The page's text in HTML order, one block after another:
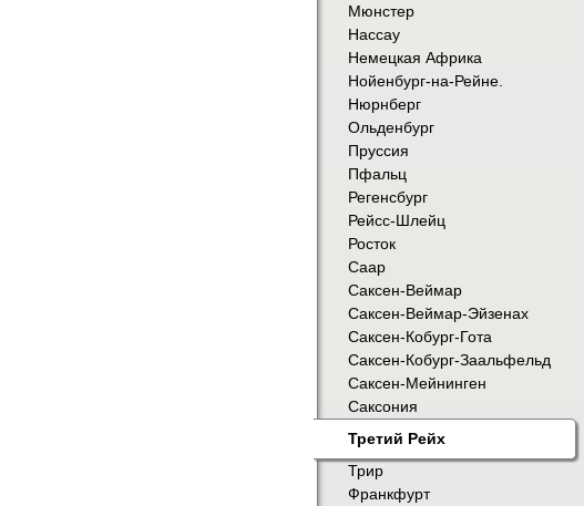
Мюнстер
Нассау
Немецкая Африка
Нойенбург-на-Рейне.
Нюрнберг
Ольденбург
Пруссия
Пфальц
Регенсбург
Рейсс-Шлейц
Росток
Саар
Саксен-Веймар
Саксен-Веймар-Эйзенах
Саксен-Кобург-Гота
Саксен-Кобург-Заальфельд
Саксен-Мейнинген
Саксония
Третий Рейх
Трир
Франкфурт